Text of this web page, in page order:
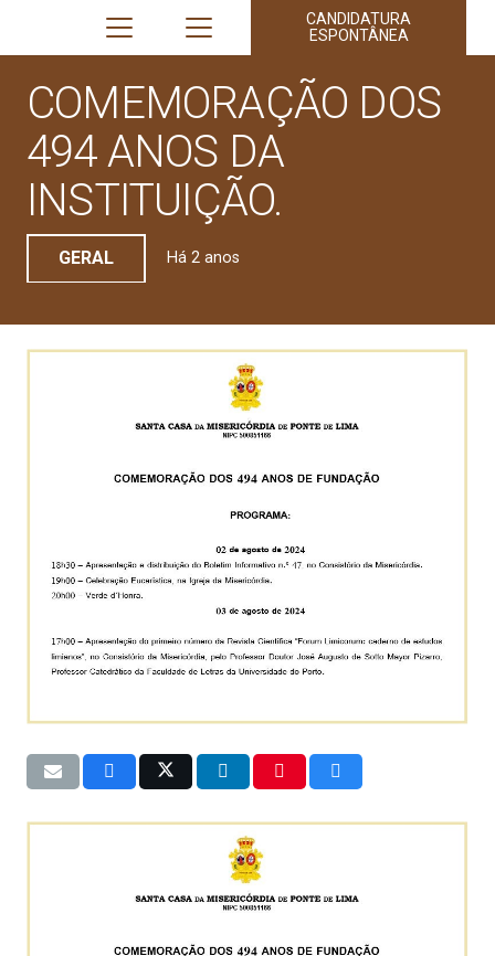
CANDIDATURA
ESPONTÂNEA
COMEMORAÇÃO DOS
494 ANOS DA
INSTITUIÇÃO.
GERAL Há 2 anos